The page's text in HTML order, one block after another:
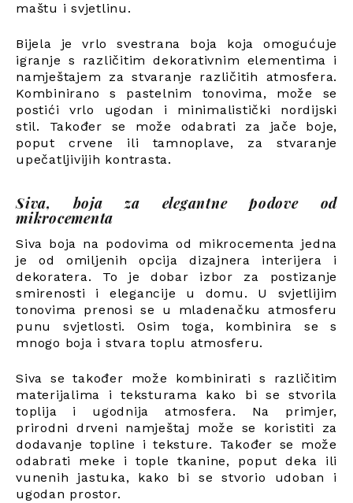
maštu i svjetlinu.
Bijela je vrlo svestrana boja koja omogućuje
igranje s različitim dekorativnim elementima i
namještajem za stvaranje različitih atmosfera.
Kombinirano s pastelnim tonovima, može se
postići vrlo ugodan i minimalistički nordijski
stil. Također se može odabrati za jače boje,
poput crvene ili tamnoplave, za stvaranje
upečatljivijih kontrasta.
Siva, boja za elegantne podove od
mikrocementa
Siva boja na podovima od mikrocementa jedna
je od omiljenih opcija dizajnera interijera i
dekoratera. To je dobar izbor za postizanje
smirenosti i elegancije u domu. U svjetlijim
tonovima prenosi se u mladenačku atmosferu
punu svjetlosti. Osim toga, kombinira se s
mnogo boja i stvara toplu atmosferu.
Siva se također može kombinirati s različitim
materijalima i teksturama kako bi se stvorila
toplija i ugodnija atmosfera. Na primjer,
prirodni drveni namještaj može se koristiti za
dodavanje topline i teksture. Također se može
odabrati meke i tople tkanine, poput deka ili
vunenih jastuka, kako bi se stvorio udoban i
ugodan prostor.